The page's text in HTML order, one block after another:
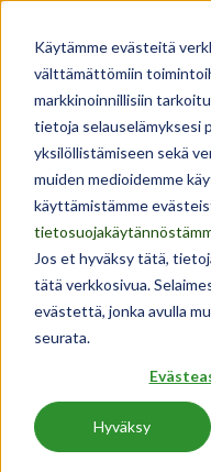
Käytämme evästeitä
välttämättömiin
markkinoinnillisiin
tietoja selauselämyksesi
yksilöllistämiseen sekä
muiden medioidemme
käyttämistämme
Jos et hyväksy tätä,
tätä verkkosivua.
evästettä, jonka avulla
seurata.
Hyväksy
TOIMIVAA
Ruoan ammattilaisille
reseptiikasta.
valinnassa on otettu
tarpeet. Huomioituina